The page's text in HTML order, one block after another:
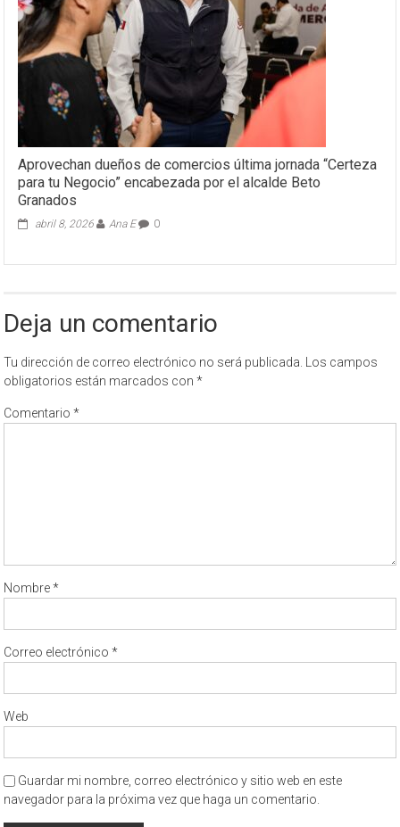
Aprovechan dueños de comercios última jornada “Certeza
para tu Negocio” encabezada por el alcalde Beto
Granados
abril 8, 2026 Ana E 0
Deja un comentario
Tu dirección de correo electrónico no será publicada.
Los campos
obligatorios están marcados con*
Comentario*
Nombre*
Correo electrónico*
Web
Guardar mi nombre, correo electrónico y sitio web en este
navegador para la próxima vez que haga un comentario.